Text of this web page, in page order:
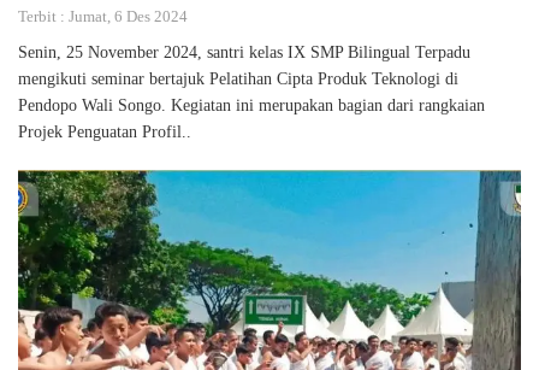
Terbit : Jumat, 6 Des 2024
Senin, 25 November 2024, santri kelas IX SMP Bilingual Terpadu
mengikuti seminar bertajuk Pelatihan Cipta Produk Teknologi di
Pendopo Wali Songo. Kegiatan ini merupakan bagian dari rangkaian
Projek Penguatan Profil..